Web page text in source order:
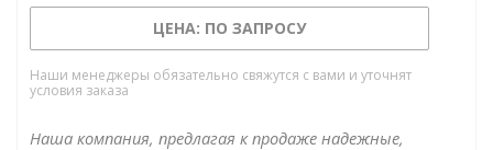
ЦЕНА: ПО ЗАПРОСУ
Наши менеджеры обязательно свяжутся с вами и уточнят
условия заказа
Наша компания, предлагая к продаже надежные,